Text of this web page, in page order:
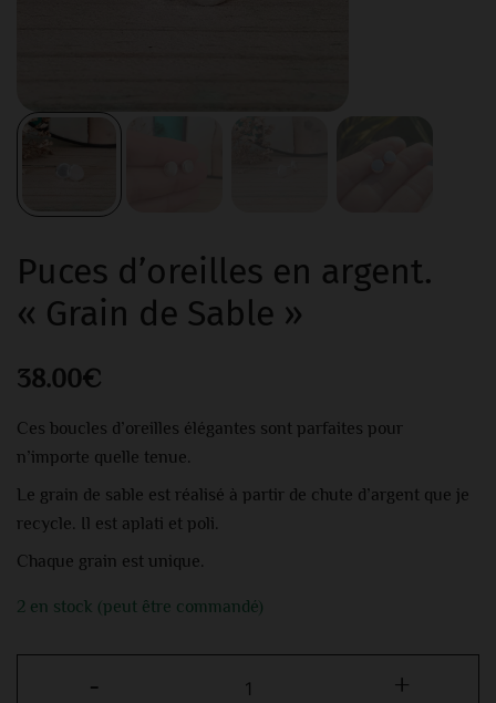
Puces d’oreilles en argent.
« Grain de Sable »
38.00€
Ces boucles d’oreilles élégantes sont parfaites pour
n’importe quelle tenue.
Le grain de sable est réalisé à partir de chute d’argent que je
recycle. Il est aplati et poli.
Chaque grain est unique.
2 en stock (peut être commandé)
- +